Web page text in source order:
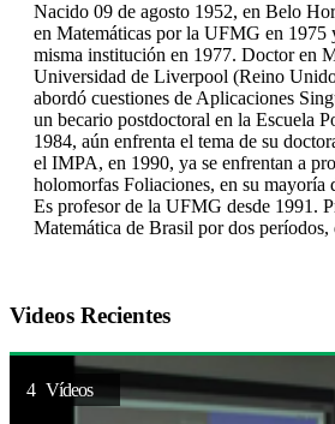
Nacido 09 de agosto 1952, en Belo
en Matemáticas por la UFMG en 1975
misma institución en 1977. Doctor en
Universidad de Liverpool (Reino
abordó cuestiones de Aplicaciones
un becario postdoctoral en la Escuela
1984, aún enfrenta el tema de su
el IMPA, en 1990, ya se enfrentan a
holomorfas Foliaciones, en su mayoría
Es profesor de la UFMG desde 1991.
Matemática de Brasil por dos períodos,
Videos Recientes
4 Vídeos